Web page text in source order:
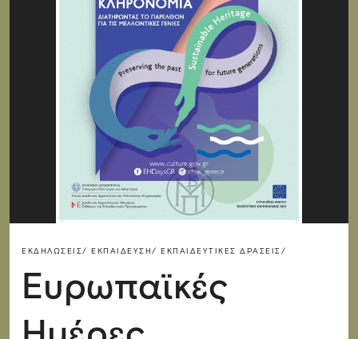
ΕΚΔΗΛΏΣΕΙΣ/ ΕΚΠΑΊΔΕΥΣΗ/ ΕΚΠΑΙΔΕΥΤΙΚΈΣ ΔΡΆΣΕΙΣ/
Ευρωπαϊκές